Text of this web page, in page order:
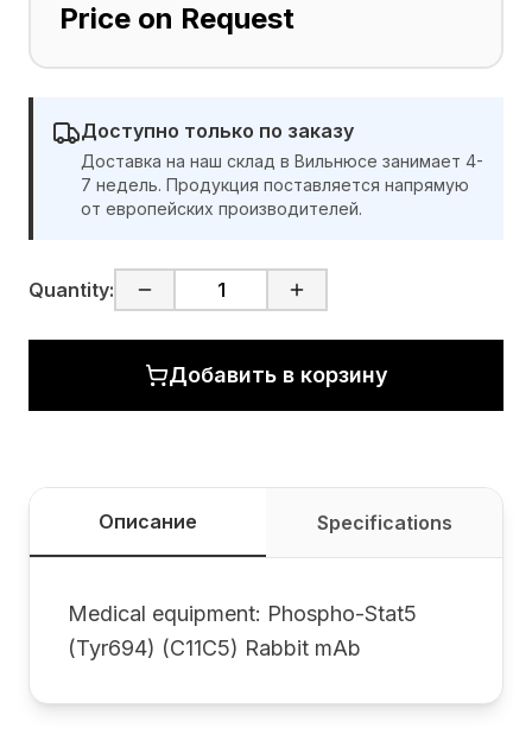
Price on Request
Доступно только по заказу
Доставка на наш склад в Вильнюсе занимает 4-
7 недель. Продукция поставляется напрямую
от европейских производителей.
Quantity:
Добавить в корзину
Описание Specifications
Medical equipment: Phospho-Stat5
(Tyr694) (C11C5) Rabbit mAb